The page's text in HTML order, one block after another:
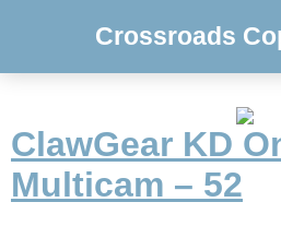
Crossroads
ClawGear KD
Multicam – 52